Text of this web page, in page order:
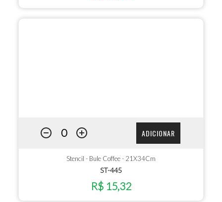
ADICIONAR
Stencil - Bule Coffee - 21X34Cm
ST-445
R$ 15,32